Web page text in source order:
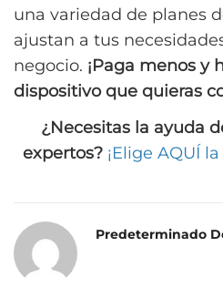
una variedad de planes
ajustan a tus
negocio. ¡Paga menos y
dispositivo que quieras
¿Necesitas la ayuda
expertos? ¡Elige AQUÍ
Predeterminado